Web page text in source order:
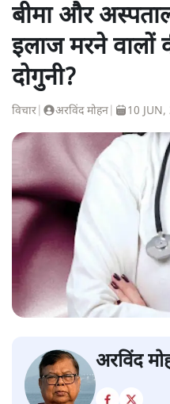
बीमा और
इलाज मरने वालों
दोगुनी?
विचार अरविंद मोहन 10 JUN,
अरविंद